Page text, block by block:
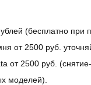
(бесплатно при
от 2500 руб.
от 2500 руб. (снятие-
моделей).